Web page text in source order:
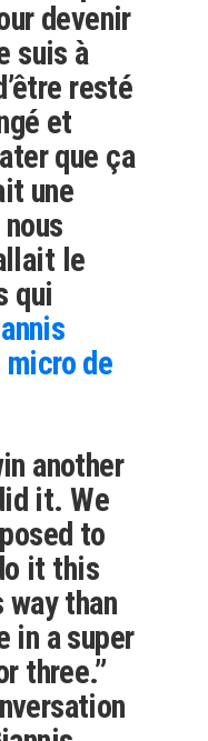
devenir
suis à
resté
et
que ça
une
le
qui
micro de
another
it. We
to
it this
than
in a super
three.”